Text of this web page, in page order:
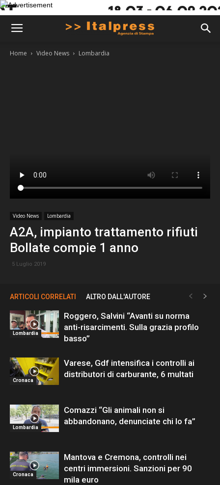
Home Video News Lombardia
Video News Lombardia
A2A, impianto trattamento rifiuti
Bollate compie 1 anno
5 Luglio 2019
ARTICOLI CORRELATI ALTRO DALL'AUTORE
Lombardia
Roggero, Salvini “Avanti su norma
anti-risarcimenti. Sulla grazia profilo
basso”
Cronaca
Varese, Gdf intensifica i controlli ai
distributori di carburante, 6 multati
Lombardia
Comazzi “Gli animali non si
abbandonano, denunciate chi lo fa”
Cronaca
Mantova e Cremona, controlli nei
centri immersioni. Sanzioni per 90
mila euro